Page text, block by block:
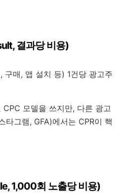
결과당 비용)
구매, 앱 설치 등) 1건당 광고주
CPC 모델을 쓰지만, 다른 광고
타그램, GFA)에서는 CPR이 핵
1,000회 노출당 비용)